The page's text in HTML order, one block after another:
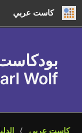
كاست عربي
Wolf
كاست عربي